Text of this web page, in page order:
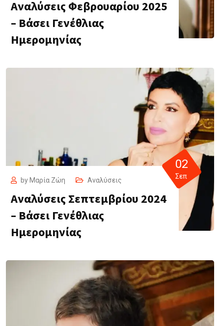
Αναλύσεις Φεβρουαρίου 2025
– Βάσει Γενέθλιας
Ημερομηνίας
by Μαρία Ζώη Αναλύσεις
Αναλύσεις Σεπτεμβρίου 2024
– Βάσει Γενέθλιας
Ημερομηνίας
02
Σεπ